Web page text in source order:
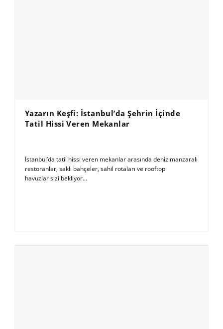
Yazarın Keşfi: İstanbul’da Şehrin İçinde
Tatil Hissi Veren Mekanlar
İstanbul’da tatil hissi veren mekanlar arasında deniz manzaralı
restoranlar, saklı bahçeler, sahil rotaları ve rooftop
havuzlar sizi bekliyor...